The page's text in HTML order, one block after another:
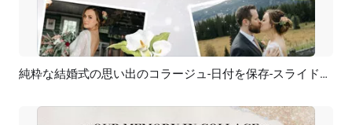
プレビュー AI再生成 純粋な結婚式の思い出のコラージュ-日付を保存-スライドショー